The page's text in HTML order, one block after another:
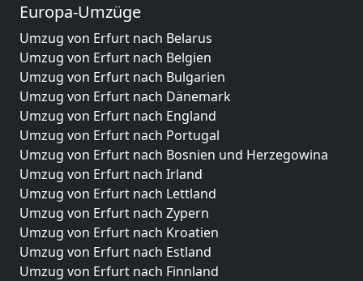
Europa-Umzüge
Umzug von Erfurt nach Belarus
Umzug von Erfurt nach Belgien
Umzug von Erfurt nach Bulgarien
Umzug von Erfurt nach Dänemark
Umzug von Erfurt nach England
Umzug von Erfurt nach Portugal
Umzug von Erfurt nach Bosnien und Herzegowina
Umzug von Erfurt nach Irland
Umzug von Erfurt nach Lettland
Umzug von Erfurt nach Zypern
Umzug von Erfurt nach Kroatien
Umzug von Erfurt nach Estland
Umzug von Erfurt nach Finnland